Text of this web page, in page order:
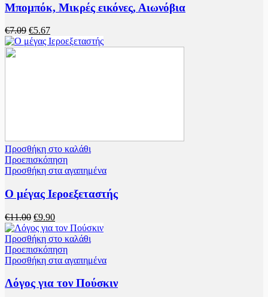
Μπομπόκ, Μικρές εικόνες, Αιωνόβια
€7.09 €5.67
Προσθήκη στο καλάθι
Προεπισκόπηση
Προσθήκη στα αγαπημένα
Ο μέγας Ιεροεξεταστής
€11.00 €9.90
Προσθήκη στο καλάθι
Προεπισκόπηση
Προσθήκη στα αγαπημένα
Λόγος για τον Πούσκιν